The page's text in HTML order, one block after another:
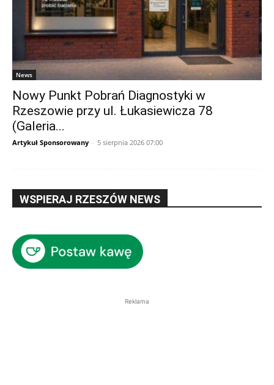
News
Nowy Punkt Pobrań Diagnostyki w
Rzeszowie przy ul. Łukasiewicza 78
(Galeria...
Artykuł Sponsorowany - 5 sierpnia 2026 07:00
WSPIERAJ RZESZÓW NEWS
Reklama